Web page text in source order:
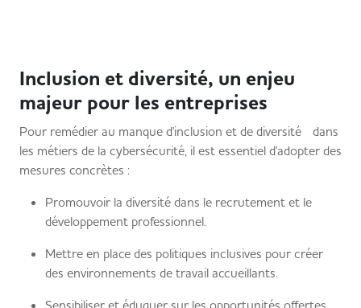
Inclusion et diversité, un enjeu
majeur pour les entreprises
Pour remédier au manque d'inclusion et de diversité dans
les métiers de la cybersécurité, il est essentiel d'adopter des
mesures concrètes :
Promouvoir la diversité dans le recrutement et le
développement professionnel.
Mettre en place des politiques inclusives pour créer
des environnements de travail accueillants.
Sensibiliser et éduquer sur les opportunités offertes